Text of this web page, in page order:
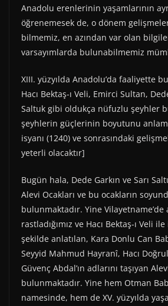
Anadolu erenlerinin yaşamlarının
öğrenemesek de, o dönem
bilmemiz, en azından var olan bilgiler
varsayımlarda bulunabilmemiz
XIII. yüzyılda Anadolu’da faaliyette
Hacı Bektaş-ı Veli, Emirci Sultan,
Saltuk gibi oldukça nüfuzlu şeyhler
şeyhlerin güçlerinin boyutunu
isyanı (1240) ve sonrasındaki
yeterli olacaktır]
Bugün hala, Dede Garkın ve Sarı
Alevi Ocakları ve bu ocakların
bulunmaktadır. Yine Vilayetname’de
rastladığımız ve Hacı Bektaş-ı Veli
şekilde anlatılan, Kara Donlu Can
Seyyid Mahmud Hayranî, Hacı Doğrul
Güvenç Abdal’ın adlarını taşıyan
bulunmaktadır. Yine hem Otman
namesinde, hem de XV. yüzyılda